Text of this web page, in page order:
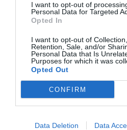
I want to opt-out of
Personal Data for Targeted
Opted In
I want to opt-out of
Retention, Sale, and/or
Personal Data that Is
Purposes for which it was
Opted Out
CONFIRM
Data Deletion Data
Índex2P
Publicidad
2Playbook Club